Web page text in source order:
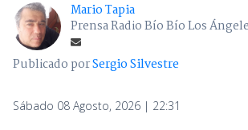
Mario Tapia
Prensa Radio Bío Bío Los
Publicado porSergio Silvestre
Sábado 08 Agosto, 2026 | 22:31